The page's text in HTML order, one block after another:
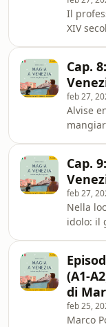
Il
XIV
Cap.
feb 27,
Alvise
Cap.
feb 27,
Nella
idolo: il
(A1-
di
feb 25,
Marco